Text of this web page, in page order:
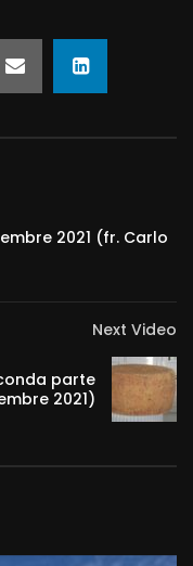
Broccato)
2021 (padre2021 (fr. Carlo
Next Video
parte
2021)